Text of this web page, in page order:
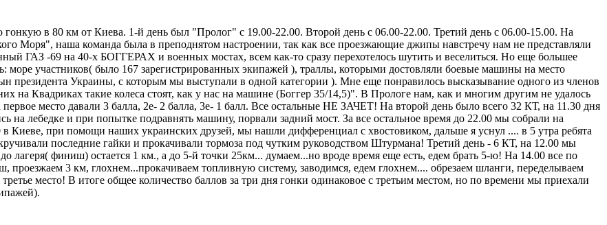
в 80 км от Киева. 1-й день был "Пролог" с 19.00-22.00. Второй день с 06.00-22.00. Третий день с 06.00-15.00. На
Моря", наша команда была в преподнятом настроении, так как все проезжающие джипы навстречу нам не представляли
ГАЗ -69 на 40-х БОГГЕРАХ и военных мостах, всем как-то сразу перехотелось шутить и веселиться. Но еще большее
море участников( было 167 зарегистрированных экипажей ), траллы, которыми достовляли боевые машины на место
президента Украины, с которым мы выступали в одной категории ). Мне еще понравилось высказывание одного из членов
на Квадриках такие колеса стоят, как у нас на машине (Боггер 35/14,5)". В Прологе нам, как и многим другим не удалось
место давали 3 балла, 2е- 2 балла, 3е- 1 балл. Все остальные НЕ ЗАЧЕТ! На второй день было всего 32 КТ, на 11.30 дня
на лебедке и при попытке подравнять машину, порвали задний мост. За все остальное время до 22.00 мы собрали на
в Киеве, при помощи наших украинских друзей, мы нашли дифференциал с хвостовиком, дальше я уснул .... в 5 утра ребята
последние гайки и прокачивали тормоза под чутким руководством Штурмана! Третий день - 6 КТ, на 12.00 мы
до лагеря( финиш) остается 1 км., а до 5-й точки 25км... думаем...но вроде время еще есть, едем брать 5-ю! На 14.00 все по
3 км, глохнем...прокачиваем топливную систему, заводимся, едем глохнем.... обрезаем шланги, переделываем
место! В итоге общее количество баллов за три дня гонки одинаковое с третьим местом, но по времени мы приехали